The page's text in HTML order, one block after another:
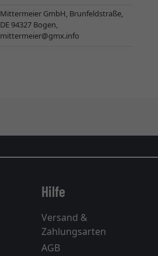
Mittermeier GmbH, Brunfeldstraße,
DE 94327 Bogen,
mittermeier@gmx.info
Hilfe
Versand &
Zahlungsarten
AGB